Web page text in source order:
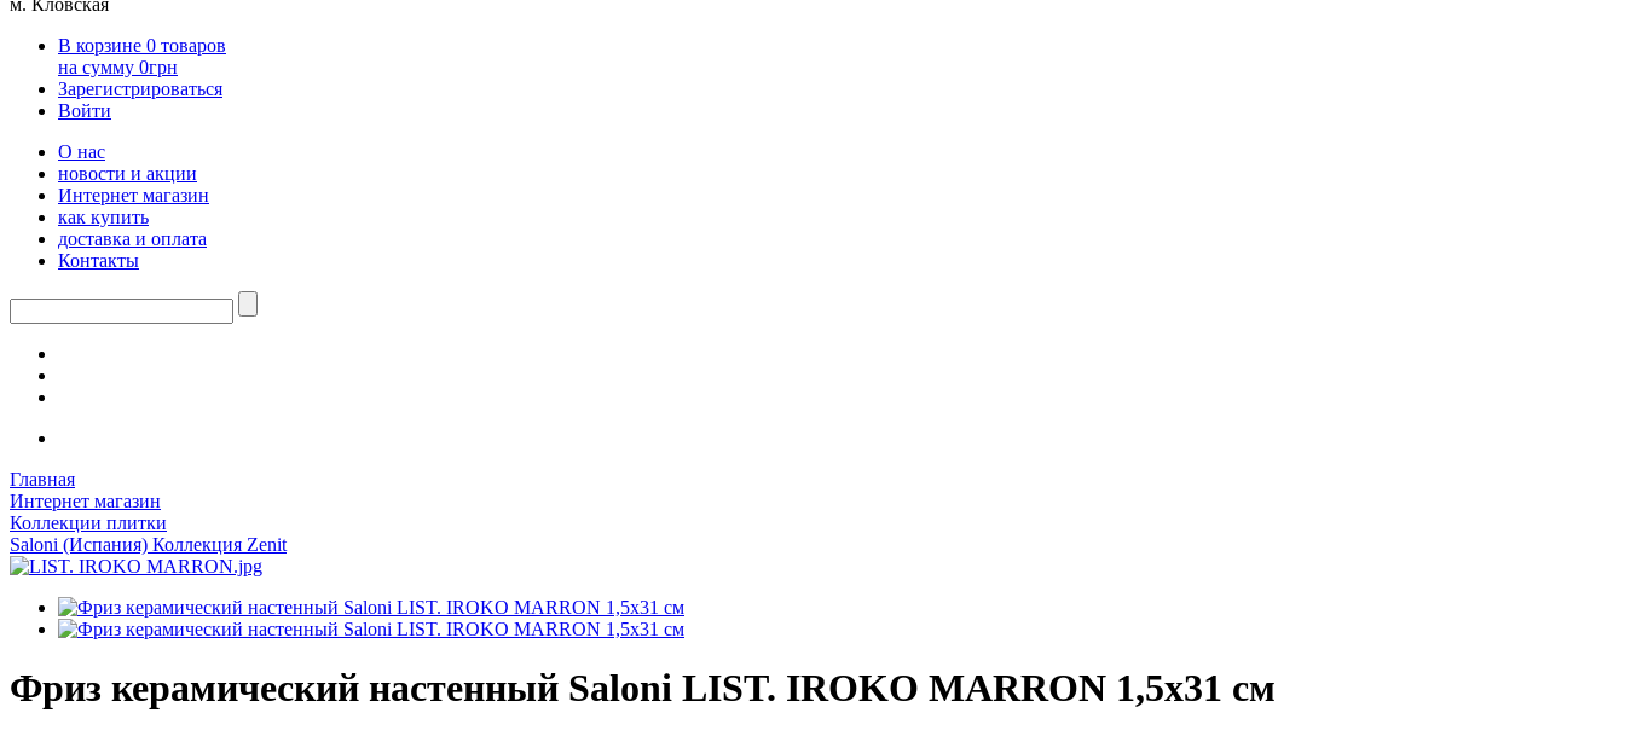
м. Кловская
В корзине 0 товаров
на сумму 0грн
Зарегистрироваться
Войти
О нас
новости и акции
Интернет магазин
как купить
доставка и оплата
Контакты
Главная
Интернет магазин
Коллекции плитки
Saloni (Испания) Коллекция Zenit
Фриз керамический настенный Saloni LIST. IROKO MARRON 1,5x31 см